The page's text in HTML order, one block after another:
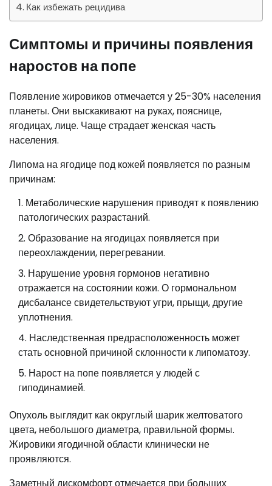
Как избежать рецидива
Симптомы и причины появления
наростов на попе
Появление жировиков отмечается у 25-30% населения
планеты. Они выскакивают на руках, пояснице,
ягодицах, лице. Чаще страдает женская часть
населения.
Липома на ягодице под кожей появляется по разным
причинам:
Метаболические нарушения приводят к появлению
патологических разрастаний.
Образование на ягодицах появляется при
переохлаждении, перегревании.
Нарушение уровня гормонов негативно
отражается на состоянии кожи. О гормональном
дисбалансе свидетельствуют угри, прыщи, другие
уплотнения.
Наследственная предрасположенность может
стать основной причиной склонности к липоматозу.
Нарост на попе появляется у людей с
гиподинамией.
Опухоль выглядит как округлый шарик желтоватого
цвета, небольшого диаметра, правильной формы.
Жировики ягодичной области клинически не
проявляются.
Заметный дискомфорт отмечается при больших